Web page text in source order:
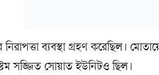
নিরাপত্তা ব্যবস্থা গ্রহণ করেছিল।
সজ্জিত সোয়াত ইউনিটও ছিল।